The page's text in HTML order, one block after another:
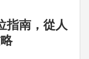
指南，從人